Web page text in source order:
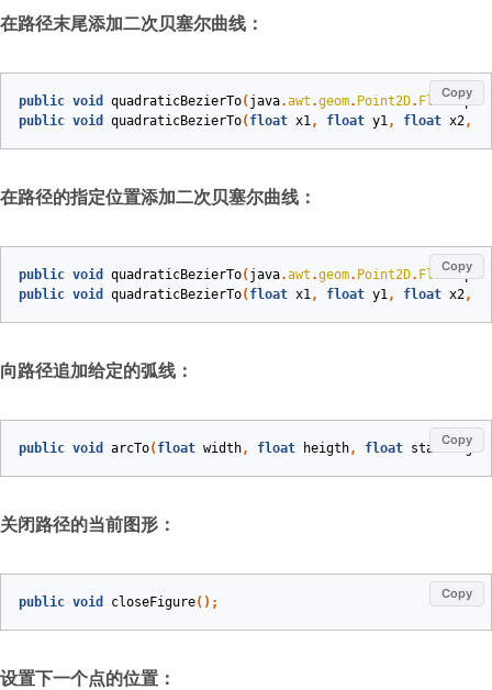
在路径末尾添加二次贝塞尔曲线：
Copy
public void quadraticBezierTo( java.awt .geom. Point2D. Float
public void quadraticBezierTo( float x1, float y1, float x2,
在路径的指定位置添加二次贝塞尔曲线：
Copy
public void quadraticBezierTo( java.awt .geom. Point2D. Float
public void quadraticBezierTo( float x1, float y1, float x2,
向路径追加给定的弧线：
Copy
public void arcTo( float width, float heigth, float startAngle
关闭路径的当前图形：
Copy
public void closeFigure() ;
设置下一个点的位置：